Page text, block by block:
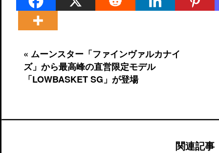
« ムーンスター「ファインヴァルカナイ
ズ」から最高峰の直営限定モデル
「LOWBASKET SG」が登場
関連記事